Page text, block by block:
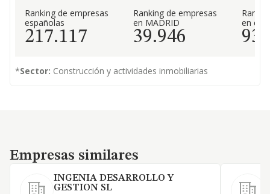
Ranking de empresas
españolas
217.117
Ranking de empresas
en MADRID
39.946
en el
939
*Sector: Construcción y actividades inmobiliarias
Empresas similares
Empresas similares
INGENIA DESARROLLO Y
GESTION SL